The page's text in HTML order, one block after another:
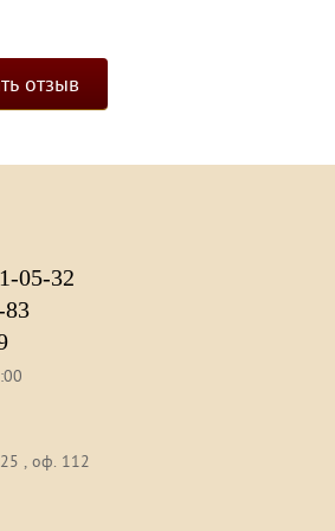
отзыв
05-32
83
, оф. 112